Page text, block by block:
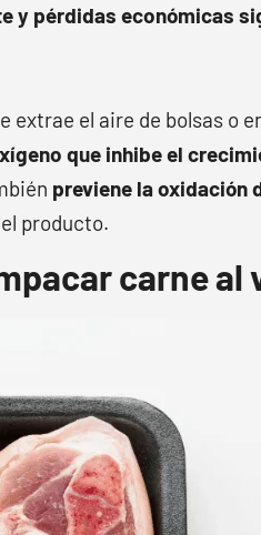
y pérdidas económicas
extrae el aire de bolsas o
que inhibe el
previene la oxidación
producto.
carne al